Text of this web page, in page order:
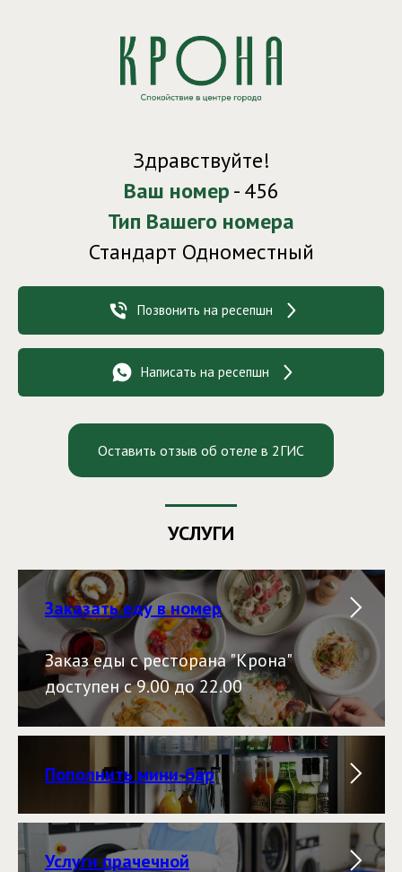
Здравствуйте!
Ваш номер- 456
Тип Вашего номера
Стандарт Одноместный
Позвонить на ресепшн
Написать на ресепшн
Оставить отзыв об отеле в 2ГИС
УСЛУГИ
Заказать еду в номер
Заказ еды с ресторана "Крона"
доступен с 9.00 до 22.00
Пополнить мини-бар
Услуги прачечной